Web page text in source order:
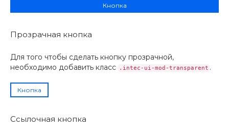
Кнопка
Прозрачная кнопка
Для того чтобы сделать кнопку прозрачной,
необходимо добавить класс
.intec-ui-mod-transparent .
Кнопка
Ссылочная кнопка